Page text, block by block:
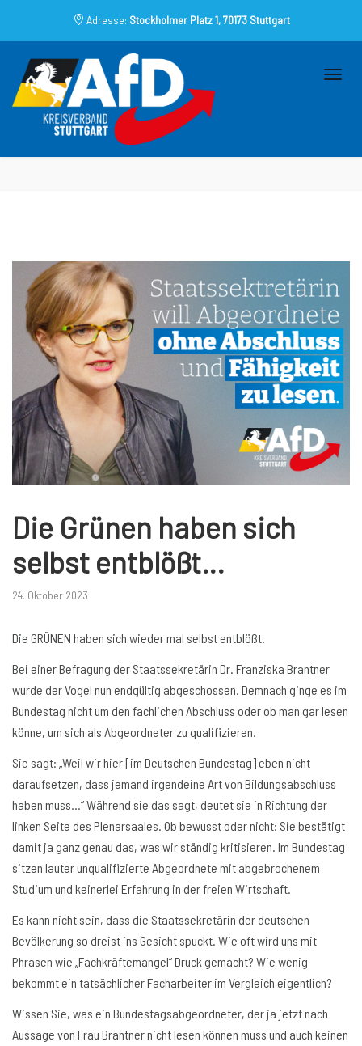
Adresse: Stockholmer Platz 1, 70173 Stuttgart
Die Grünen haben sich
selbst entblößt…
24. Oktober 2023
Die GRÜNEN haben sich wieder mal selbst entblößt.
Bei einer Befragung der Staatssekretärin Dr. Franziska Brantner
wurde der Vogel nun endgültig abgeschossen. Demnach ginge es im
Bundestag nicht um den fachlichen Abschluss oder ob man gar lesen
könne, um sich als Abgeordneter zu qualifizieren.
Sie sagt: „Weil wir hier [im Deutschen Bundestag] eben nicht
daraufsetzen, dass jemand irgendeine Art von Bildungsabschluss
haben muss…“ Während sie das sagt, deutet sie in Richtung der
linken Seite des Plenarsaales. Ob bewusst oder nicht: Sie bestätigt
damit ja ganz genau das, was wir ständig kritisieren. Im Bundestag
sitzen lauter unqualifizierte Abgeordnete mit abgebrochenem
Studium und keinerlei Erfahrung in der freien Wirtschaft.
Es kann nicht sein, dass die Staatssekretärin der deutschen
Bevölkerung so dreist ins Gesicht spuckt. Wie oft wird uns mit
Phrasen wie „Fachkräftemangel“ Druck gemacht? Wie wenig
bekommt ein tatsächlicher Facharbeiter im Vergleich eigentlich?
Wissen Sie, was ein Bundestagsabgeordneter, der ja jetzt nach
Aussage von Frau Brantner nicht lesen können muss und auch keinen